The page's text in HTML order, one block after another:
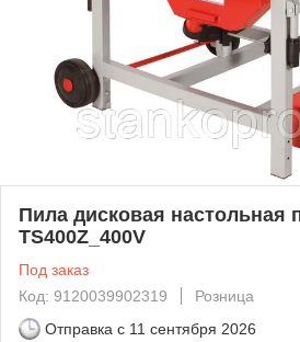
Пила дисковая настольная
TS400Z_400V
Под заказ
Код: 9120039902319
Розница
Отправка с 11 сентября 2026